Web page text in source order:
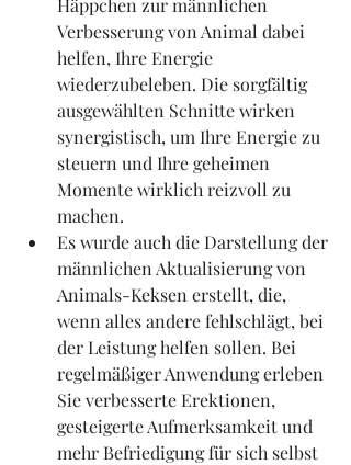
Verbesserung von Animal dabei
helfen, Ihre Energie
wiederzubeleben. Die sorgfältig
ausgewählten Schnitte wirken
synergistisch, um Ihre Energie zu
steuern und Ihre geheimen
Momente wirklich reizvoll zu
machen.
Es wurde auch die Darstellung der
männlichen Aktualisierung von
Animals-Keksen erstellt, die,
wenn alles andere fehlschlägt, bei
der Leistung helfen sollen. Bei
regelmäßiger Anwendung erleben
Sie verbesserte Erektionen,
gesteigerte Aufmerksamkeit und
mehr Befriedigung für sich selbst